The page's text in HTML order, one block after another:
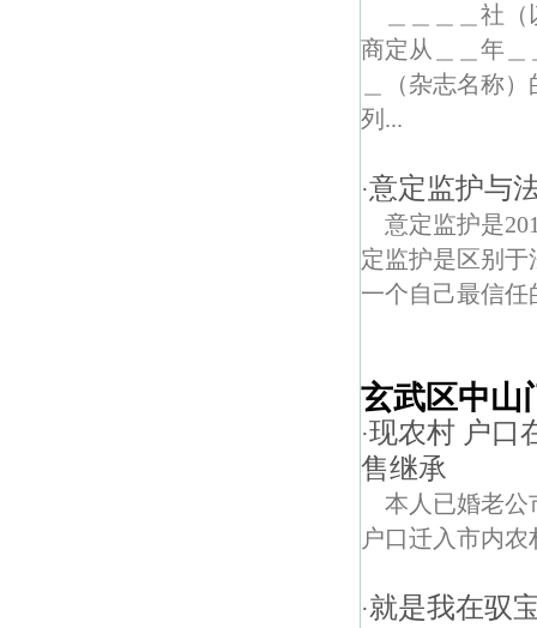
＿＿＿＿社
商定从＿＿年＿
＿（杂志名称
列...
·意定监护与
意定监护是
定监护是区别
一个自己最信
玄武区中山
·现农村 户口
售继承
本人已婚老公
户口迁入市内
·就是我在驭